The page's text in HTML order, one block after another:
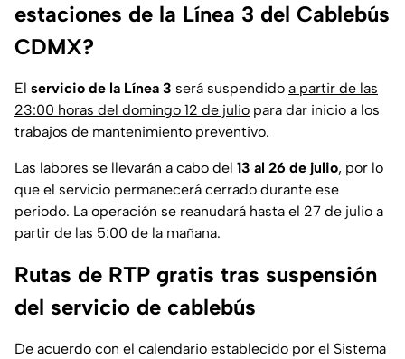
estaciones de la Línea 3 del Cablebús
CDMX?
El servicio de la Línea 3 será suspendido a partir de las
23:00 horas del domingo 12 de julio para dar inicio a los
trabajos de mantenimiento preventivo.
Las labores se llevarán a cabo del 13 al 26 de julio, por lo
que el servicio permanecerá cerrado durante ese
periodo. La operación se reanudará hasta el 27 de julio a
partir de las 5:00 de la mañana.
Rutas de RTP gratis tras suspensión
del servicio de cablebús
De acuerdo con el calendario establecido por el Sistema